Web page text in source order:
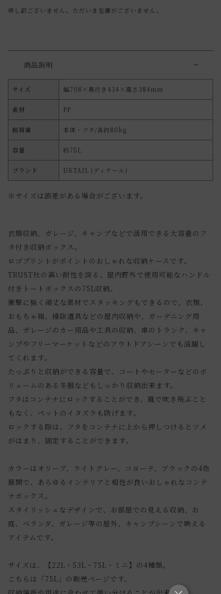
申し訳ございません。ただいま在庫がございません。
商品説明
サイズ 幅708×奥行き434×高さ384mm
素材 PP
耐荷重 本体・フタ/各約80kg
容量 約75L
ブランド DETAIL (ディテール)
※サイズは誤差がある場合がございます。
衣類収納、ガレージ、キャンプなどで活用できる大容量のフ
タ付き収納ボックス。
ロゴプリントがポイントのおしゃれな収納ケースです。
TRUST社の高い耐性を誇る、屋内野外で使用可能なハンドル
付きトートボックスの75L収納。
衝撃に強く頑丈な素材でスタッキングもできるので、衣類、
おもちゃ箱、掃除道具などの屋内収納や、ガーデニング用
品、ガレージのカー用品や工具の収納、車のトランク、キャ
ンプやフリーマーケットなどのアウトドアシーンでも活躍し
てくれます。
たっぷりと収納ができる容量で、コートやセーターなどのボ
リュームのある冬服などもしっかり収納出来ます。
フタはコンテナにロックすることができ、風で吹き飛ぶこと
もなく、ペットのイタズラも防げます。
ロックする際は、フタをコンテナに上から押しつけるとツメ
がはまり、固定することができます。
カラーはオリーブ、ライトグレー、コヨーテ、ブラックの4色
展開で、あらゆるインテリアと相性が良いおしゃれなコンテ
ナボックス。
スタイリッシュなデザインで、お部屋での見える収納、お
庭、ベランダ、ガレージ等の屋外、キャンプシーンで映える
アイテムです。
サイズは、【22L・53L・75L・ミニ】の4種類。
こちらは「75L」の販売ページです。